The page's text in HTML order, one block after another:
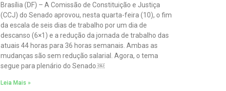
Brasília (DF) – A Comissão de Constituição e Justiça
(CCJ) do Senado aprovou, nesta quarta-feira (10), o fim
da escala de seis dias de trabalho por um dia de
descanso (6×1) e a redução da jornada de trabalho das
atuais 44 horas para 36 horas semanais. Ambas as
mudanças são sem redução salarial. Agora, o tema
segue para plenário do Senado.￼
Leia Mais »